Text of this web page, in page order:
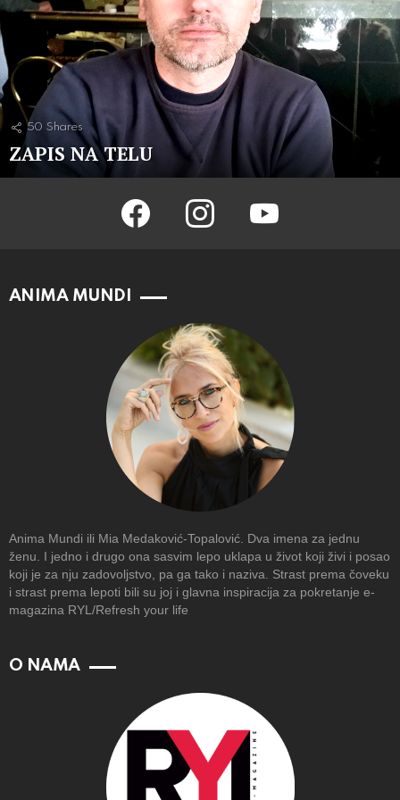
50 Shares
ZAPIS NA TELU
facebook instagram youtube
ANIMA MUNDI
Anima Mundi ili Mia Medaković-Topalović. Dva imena za jednu
ženu. I jedno i drugo ona sasvim lepo uklapa u život koji živi i posao
koji je za nju zadovoljstvo, pa ga tako i naziva. Strast prema čoveku
i strast prema lepoti bili su joj i glavna inspiracija za pokretanje e-
magazina RYL/Refresh your life
O NAMA